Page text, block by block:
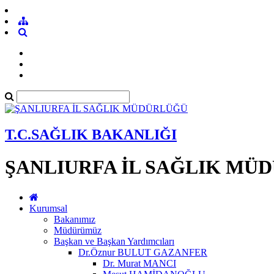
T.C.SAĞLIK BAKANLIĞI
ŞANLIURFA İL SAĞLIK
Kurumsal
Bakanımız
Müdürümüz
Başkan ve Başkan Yardımcıları
Dr.Öznur BULUT GAZANFER
Dr. Murat MANCI